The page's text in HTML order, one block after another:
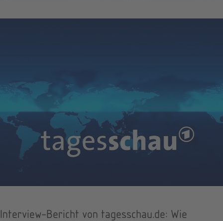
Interview-Bericht von tagesschau.de: Wie